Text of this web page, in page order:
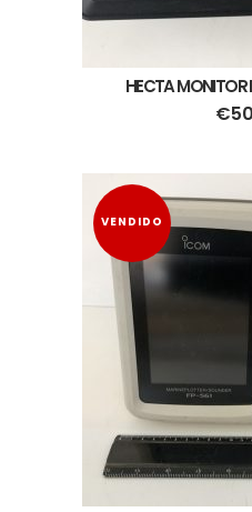
HECTA MONITOR
€
VENDIDO